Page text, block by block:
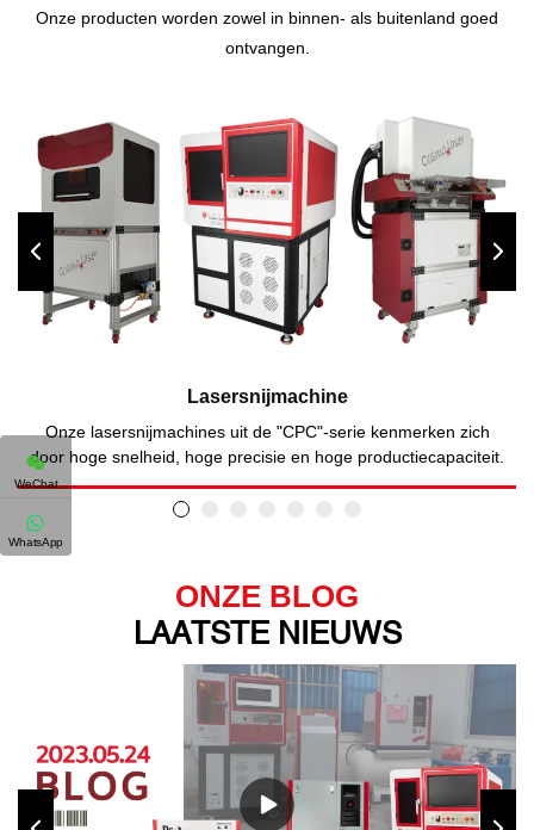
Onze producten worden zowel in binnen- als buitenland goed
ontvangen.
Lasersnijmachine
Onze lasersnijmachines uit de "CPC"-serie kenmerken zich
door hoge snelheid, hoge precisie en hoge productiecapaciteit.
ONZE BLOG
LAATSTE NIEUWS
WeChat
WhatsApp